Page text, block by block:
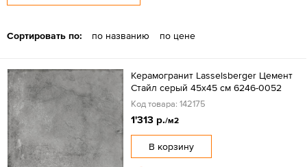
Сортировать по: по названию по цене
Керамогранит Lasselsberger Цемент
Стайл серый 45х45 см 6246-0052
Код товара: 142175
1'313 р./м2
В корзину